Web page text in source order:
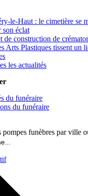
le-Haut : le cimetière se
son éclat
de construction de
Arts Plastiques tissent un
les actualités
du funéraire
du funéraire
pompes funèbres par ville